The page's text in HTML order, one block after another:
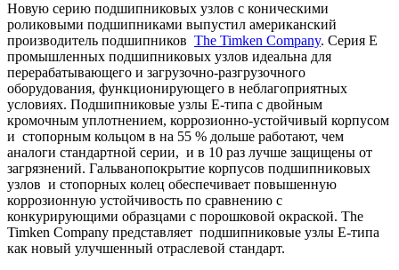
Новую серию подшипниковых узлов с коническими
роликовыми подшипниками выпустил американский
производитель подшипников The Timken Company. Серия E
промышленных подшипниковых узлов идеальна для
перерабатывающего и загрузочно-разгрузочного
оборудования, функционирующего в неблагоприятных
условиях. Подшипниковые узлы Е-типа с двойным
кромочным уплотнением, коррозионно-устойчивый корпусом
и стопорным кольцом в на 55 % дольше работают, чем
аналоги стандартной серии, и в 10 раз лучше защищены от
загрязнений. Гальванопокрытие корпусов подшипниковых
узлов и стопорных колец обеспечивает повышенную
коррозионную устойчивость по сравнению с
конкурирующими образцами с порошковой окраской. The
Timken Company представляет подшипниковые узлы Е-типа
как новый улучшенный отраслевой стандарт.